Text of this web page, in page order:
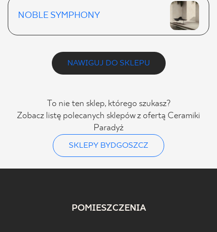
NOBLE SYMPHONY
NAWIGUJ DO SKLEPU
To nie ten sklep, którego szukasz?
Zobacz listę polecanych sklepów z ofertą Ceramiki
Paradyż
SKLEPY BYDGOSZCZ
POMIESZCZENIA